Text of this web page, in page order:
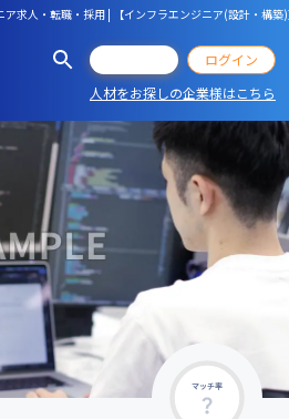
求人・転職・採用 | 【インフラエンジニア(設計・構
ログイン
人材をお探しの企業様はこちら
マッチ率